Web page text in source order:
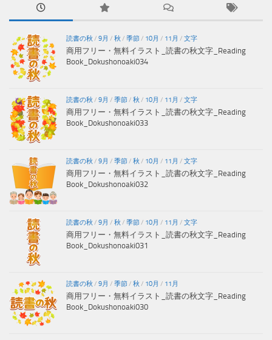
読書の秋 / 9月 / 秋 / 季節 / 10月 / 11月 / 文字
商用フリー・無料イラスト_読書の秋文字_Reading
Book_Dokushonoaki034
読書の秋 / 9月 / 季節 / 秋 / 10月 / 11月 / 文字
商用フリー・無料イラスト_読書の秋文字_Reading
Book_Dokushonoaki033
読書の秋 / 9月 / 季節 / 秋 / 10月 / 11月 / 文字
商用フリー・無料イラスト_読書の秋文字_Reading
Book_Dokushonoaki032
読書の秋 / 9月 / 秋 / 季節 / 10月 / 11月 / 文字
商用フリー・無料イラスト_読書の秋文字_Reading
Book_Dokushonoaki031
読書の秋 / 9月 / 季節 / 秋 / 10月 / 11月
商用フリー・無料イラスト_読書の秋文字_Reading
Book_Dokushonoaki030